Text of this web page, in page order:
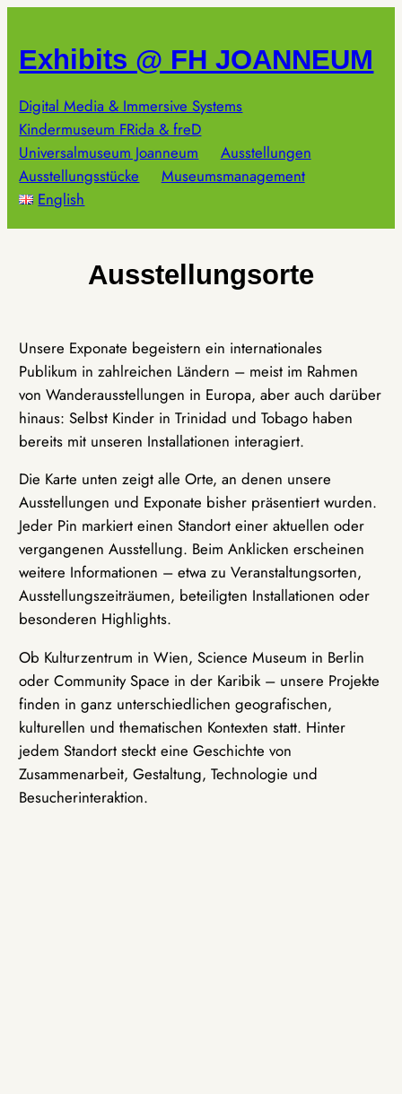
springen
Exhibits @ FH JOANNEUM
Digital Media & Immersive Systems
Kindermuseum FRida & freD
Universalmuseum Joanneum
Ausstellungen
Ausstellungsstücke
Museumsmanagement
English
Ausstellungsorte
Unsere Exponate begeistern ein internationales
Publikum in zahlreichen Ländern – meist im Rahmen
von Wanderausstellungen in Europa, aber auch darüber
hinaus: Selbst Kinder in Trinidad und Tobago haben
bereits mit unseren Installationen interagiert.
Die Karte unten zeigt alle Orte, an denen unsere
Ausstellungen und Exponate bisher präsentiert wurden.
Jeder Pin markiert einen Standort einer aktuellen oder
vergangenen Ausstellung. Beim Anklicken erscheinen
weitere Informationen – etwa zu Veranstaltungsorten,
Ausstellungszeiträumen, beteiligten Installationen oder
besonderen Highlights.
Ob Kulturzentrum in Wien, Science Museum in Berlin
oder Community Space in der Karibik – unsere Projekte
finden in ganz unterschiedlichen geografischen,
kulturellen und thematischen Kontexten statt. Hinter
jedem Standort steckt eine Geschichte von
Zusammenarbeit, Gestaltung, Technologie und
Besucherinteraktion.